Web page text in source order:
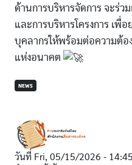
ด้านการบริหารจัดการ จะร่
และการบริหารโครงการ เ
บุคลากรให้พร้อมต่อความต้อ
แห่งอนาคต
NEWS
วันที่ Fri, 05/15/2026 - 14:45